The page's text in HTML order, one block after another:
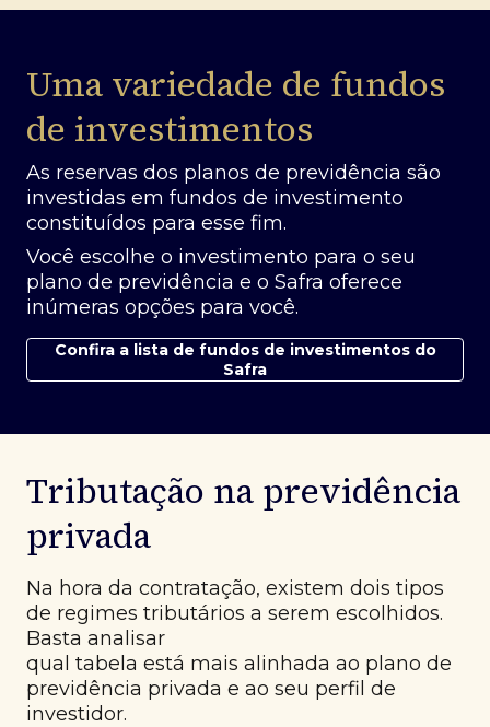
Uma variedade de fundos
de investimentos
As reservas dos planos de previdência são
investidas em fundos de investimento
constituídos para esse fim.
Você escolhe o investimento para o seu
plano de previdência e o Safra oferece
inúmeras opções para você.
Confira a lista de fundos de investimentos do
Safra
Tributação na previdência
privada
Na hora da contratação, existem dois tipos
de regimes tributários a serem escolhidos.
Basta analisar
qual tabela está mais alinhada ao plano de
previdência privada e ao seu perfil de
investidor.